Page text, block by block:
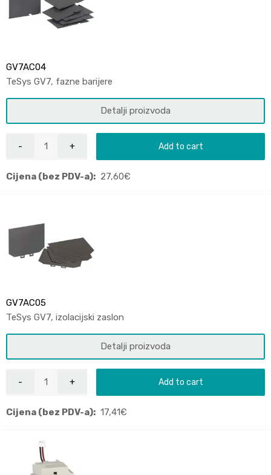
GV7AC04
TeSys GV7, fazne barijere
Detalji proizvoda
Add to cart
Cijena (bez PDV-a): 27,60€
GV7AC05
TeSys GV7, izolacijski zaslon
Detalji proizvoda
Add to cart
Cijena (bez PDV-a): 17,41€